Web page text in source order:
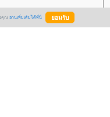
คุณ อ่านเพิ่มเติมได้ที่นี่